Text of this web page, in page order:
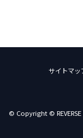
サイトマッ
© Copyright © REVERSE